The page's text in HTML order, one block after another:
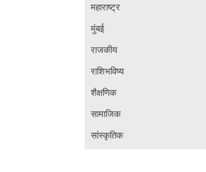
महाराष्ट्र
मुंबई
राजकीय
राशिभविष्य
शैक्षणिक
सामाजिक
सांस्कृतिक